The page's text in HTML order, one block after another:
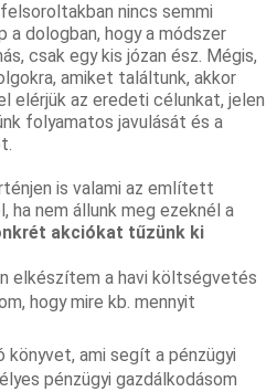
nincs semmi
dologban, hogy a módszer
csak egy kis józan ész. Mégis,
amiket találtunk, akkor
elérjük az eredeti célunkat, jelen
folyamatos javulását és a
is valami az említett
ha nem állunk meg ezeknél a
elkészítem a havi költségvetés
hogy mire kb. mennyit
könyvet, ami segít a pénzügyi
pénzügyi gazdálkodásom